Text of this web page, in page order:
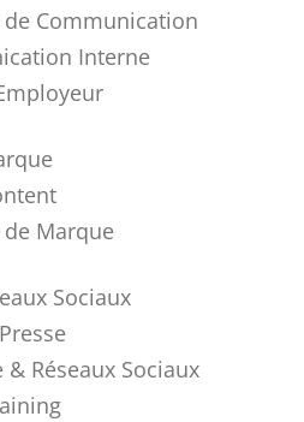
de Communication
Interne
de Marque
Sociaux
Réseaux Sociaux